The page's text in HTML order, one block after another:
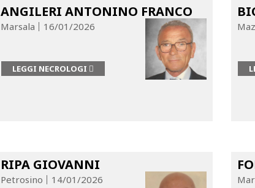
ANGILERI ANTONINO FRANCO
Marsala 16/01/2026
LEGGI NECROLOGI
RIPA GIOVANNI
Petrosino 14/01/2026